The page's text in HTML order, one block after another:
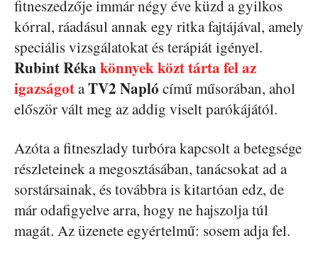
fitneszedzője immár négy éve küzd a gyilkos
kórral, ráadásul annak egy ritka fajtájával, amely
speciális vizsgálatokat és terápiát igényel.
Rubint Réka könnyek közt tárta fel az
igazságotaTV2 Napló című műsorában, ahol
először vált meg az addig viselt parókájától.
Azóta a fitneszlady turbóra kapcsolt a betegsége
részleteinek a megosztásában, tanácsokat ad a
sorstársainak, és továbbra is kitartóan edz, de
már odafigyelve arra, hogy ne hajszolja túl
magát. Az üzenete egyértelmű: sosem adja fel.